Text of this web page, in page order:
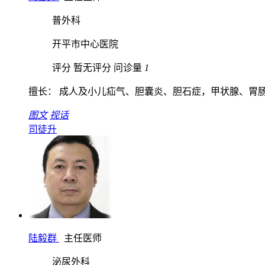
普外科
开平市中心医院
评分 暂无评分 问诊量 1
擅长： 成人及小儿疝气、胆囊炎、胆石症，甲状腺、胃
图文 视话
司徒升
陆毅群 主任医师
泌尿外科